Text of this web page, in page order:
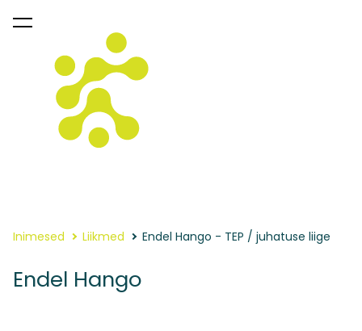
lisati ostukorvi.
Inimesed Liikmed Endel Hango - TEP / juhatuse liige
Endel Hango